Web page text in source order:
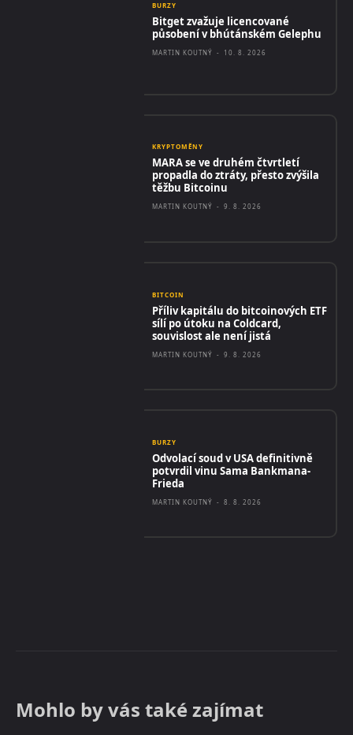
BURZY
Bitget zvažuje licencované
působení v bhútánském Gelephu
MARTIN KOUTNÝ - 10. 8. 2026
KRYPTOMĚNY
MARA se ve druhém čtvrtletí
propadla do ztráty, přesto zvýšila
těžbu Bitcoinu
MARTIN KOUTNÝ - 9. 8. 2026
BITCOIN
Příliv kapitálu do bitcoinových ETF
sílí po útoku na Coldcard,
souvislost ale není jistá
MARTIN KOUTNÝ - 9. 8. 2026
BURZY
Odvolací soud v USA definitivně
potvrdil vinu Sama Bankmana-
Frieda
MARTIN KOUTNÝ - 8. 8. 2026
Mohlo by vás také zajímat